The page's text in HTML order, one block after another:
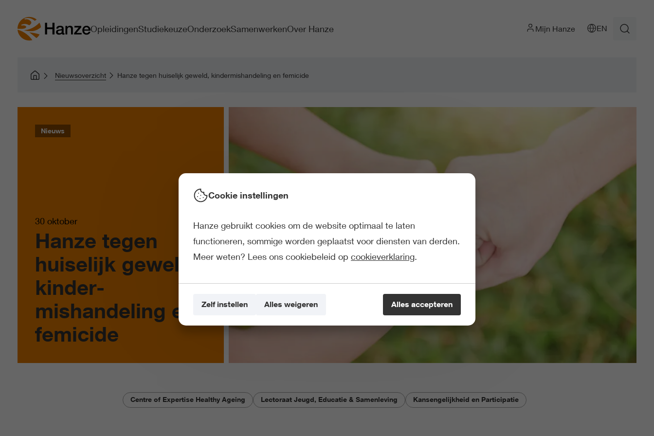
OpleidingenStudiekeuzeOnderzoekSamenwerkenOver Hanze Mijn Hanze EN
Nieuwsoverzicht Hanze tegen huiselijk geweld, kindermishandeling en femicide
Hanze tegen
huiselijk geweld,
kinder­
mishandeling en
femicide
30 oktober
Nieuws
Centre of Expertise Healthy Ageing Lectoraat Jeugd, Educatie & Samenleving Kansengelijkheid en Participatie
Cookie instellingen
Hanze gebruikt cookies om de website optimaal te laten
functioneren, sommige worden geplaatst voor diensten van derden.
Meer weten? Lees ons cookiebeleid op cookieverklaring.
Alles accepteren
Zelf instellen Alles weigeren